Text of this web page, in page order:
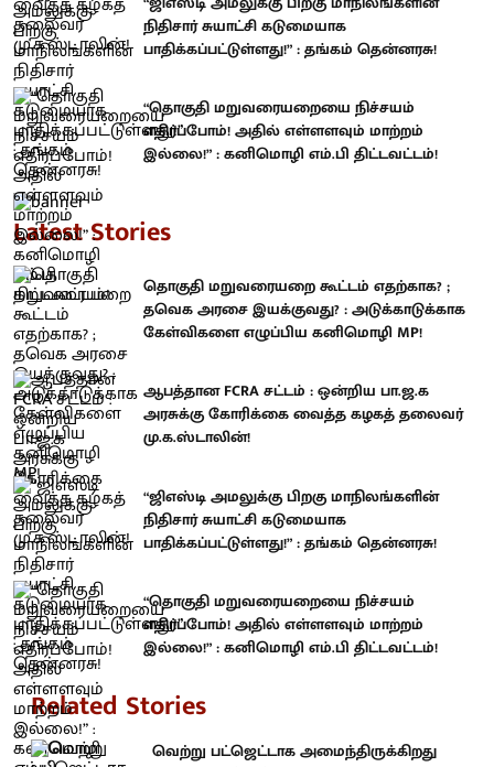
நிதிசார் சுயாட்சி கடுமையாக
பாதிக்கப்பட்டுள்ளது!” : தங்கம் தென்னரசு!
“தொகுதி மறுவரையறையை நிச்சயம்
எதிர்ப்போம்! அதில் எள்ளளவும் மாற்றம்
இல்லை!” : கனிமொழி எம்.பி திட்டவட்டம்!
Latest Stories
தொகுதி மறுவரையறை கூட்டம் எதற்காக? ;
தவெக அரசை இயக்குவது? : அடுக்காடுக்காக
கேள்விகளை எழுப்பிய கனிமொழி MP!
ஆபத்தான FCRA சட்டம் : ஒன்றிய பா.ஜ.க
அரசுக்கு கோரிக்கை வைத்த கழகத் தலைவர்
மு.க.ஸ்டாலின்!
“ஜிஎஸ்டி அமலுக்கு பிறகு மாநிலங்களின்
நிதிசார் சுயாட்சி கடுமையாக
பாதிக்கப்பட்டுள்ளது!” : தங்கம் தென்னரசு!
“தொகுதி மறுவரையறையை நிச்சயம்
எதிர்ப்போம்! அதில் எள்ளளவும் மாற்றம்
இல்லை!” : கனிமொழி எம்.பி திட்டவட்டம்!
Related Stories
வெற்று பட்ஜெட்டாக அமைந்திருக்கிறது